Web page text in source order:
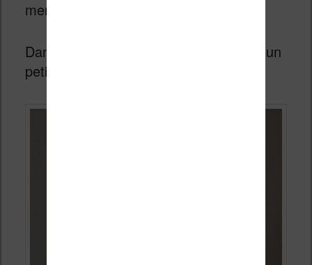
mentionnée sur la boîte.
Dans sa boîte on retrouve la machine, un
petit manuel et un câble USB-C.